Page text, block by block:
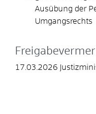
Ausübung der
Umgangsrechts
17.03.2026